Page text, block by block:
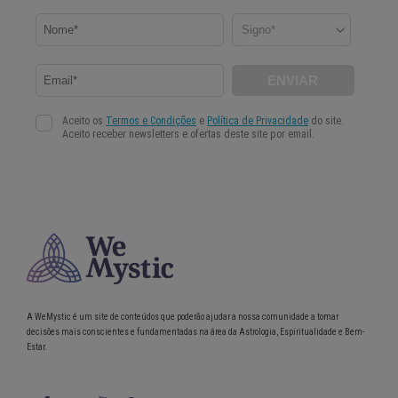
A WeMystic é um site de conteúdos que poderão ajudar a nossa comunidade a tomar
decisões mais conscientes e fundamentadas na área da Astrologia, Espiritualidade e Bem-
Estar.